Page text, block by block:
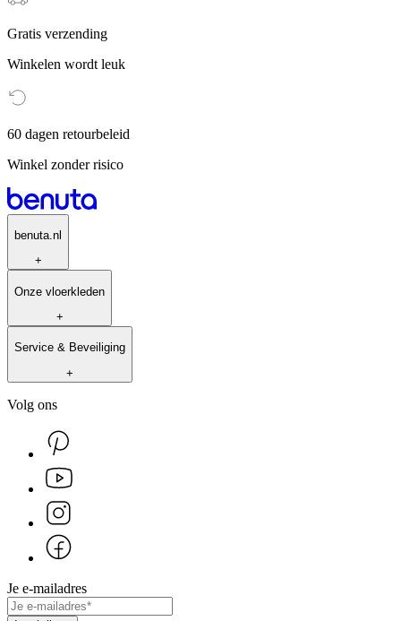
Gratis verzending
Winkelen wordt leuk
60 dagen retourbeleid
Winkel zonder risico
benuta.nl
+
Onze vloerkleden
+
Service & Beveiliging
+
Volg ons
Je e-mailadres